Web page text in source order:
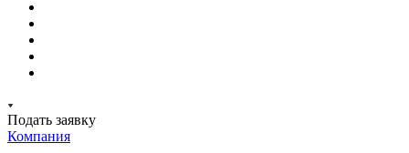
Подать заявку
Компания